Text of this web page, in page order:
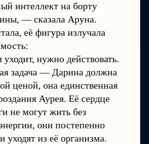
интеллект на борту
— сказала Аруна.
её фигура излучала
нужно действовать.
задача — Дарина должна
ценой, она единственная
Аурея. Её сердце
не могут жить без
они постепенно
уходят из её организма.